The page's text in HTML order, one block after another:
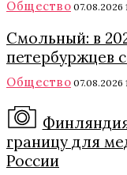
Общество 07.08.2026
Смольный: в
петербуржцев
Общество 07.08.2026
границу для
России